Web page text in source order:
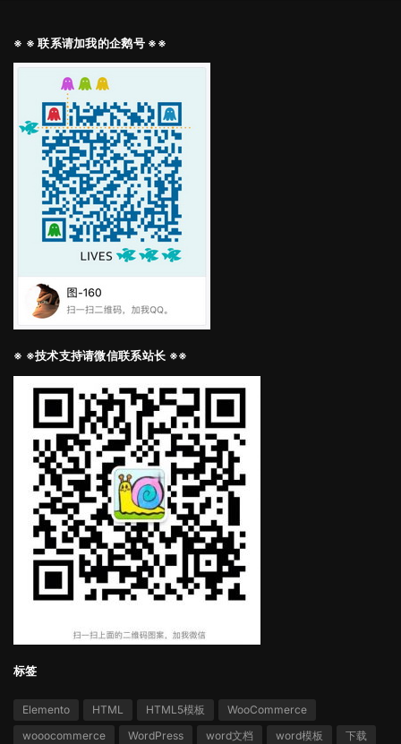
※ ※ 联系请加我的企鹅号 ※※
※ ※技术支持请微信联系站长 ※※
标签
Elemento HTML HTML5模板
WooCommerce
wooocommerce
WordPress word文档 word模板 下载